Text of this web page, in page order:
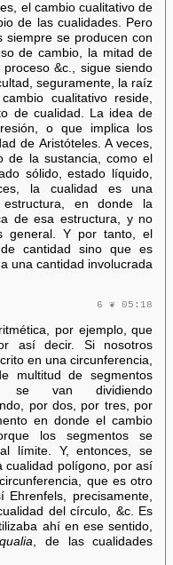
el cambio cualitativo de
de las cualidades. Pero
siempre se producen con
de cambio, la mitad de
&c., sigue siendo
seguramente, la raíz
cualitativo reside,
de cualidad. La idea de
o que implica los
de Aristóteles. A veces,
de la sustancia, como el
sólido, estado líquido,
la cualidad es una
en donde la
de esa estructura, y no
general. Y por tanto, el
cantidad sino que es
una cantidad involucrada
6 ❦ 05:18
por ejemplo, que
así decir. Si nosotros
en una circunferencia,
multitud de segmentos
se van dividiendo
por dos, por tres, por
en donde el cambio
los segmentos se
límite. Y, entonces, se
cualidad polígono, por así
que es otro
precisamente,
del círculo, &c. Es
ahí en ese sentido,
qualia, de las cualidades